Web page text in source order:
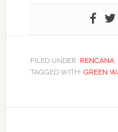
FILED UNDER: RENCANA
TAGGED WITH: GREEN